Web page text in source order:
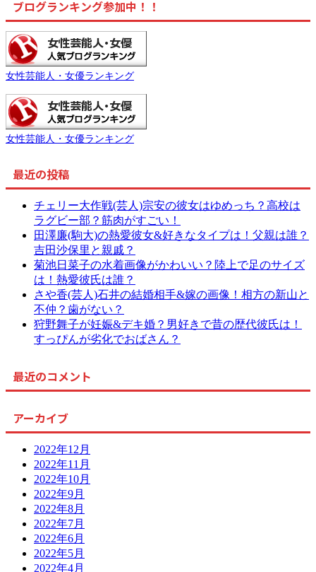
ブログランキング参加中！！
女性芸能人・女優ランキング
女性芸能人・女優ランキング
最近の投稿
チェリー大作戦(芸人)宗安の彼女はゆめっち？高校は
ラグビー部？筋肉がすごい！
田澤廉(駒大)の熱愛彼女&好きなタイプは！父親は誰？
吉田沙保里と親戚？
菊池日菜子の水着画像がかわいい？陸上で足のサイズ
は！熱愛彼氏は誰？
さや香(芸人)石井の結婚相手&嫁の画像！相方の新山と
不仲？歯がない？
狩野舞子が妊娠&デキ婚？男好きで昔の歴代彼氏は！
すっぴんが劣化でおばさん？
最近のコメント
アーカイブ
2022年12月
2022年11月
2022年10月
2022年9月
2022年8月
2022年7月
2022年6月
2022年5月
2022年4月